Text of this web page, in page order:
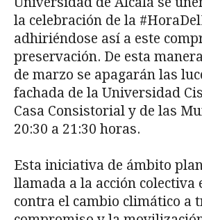
la celebración de la
adhiriéndose así a este
preservación. De esta
de marzo se apagarán las
fachada de la Universidad
Casa Consistorial y de las
20:30 a 21:30 horas.
Esta iniciativa de ámbito
llamada a la acción colectiva
contra el cambio climático a